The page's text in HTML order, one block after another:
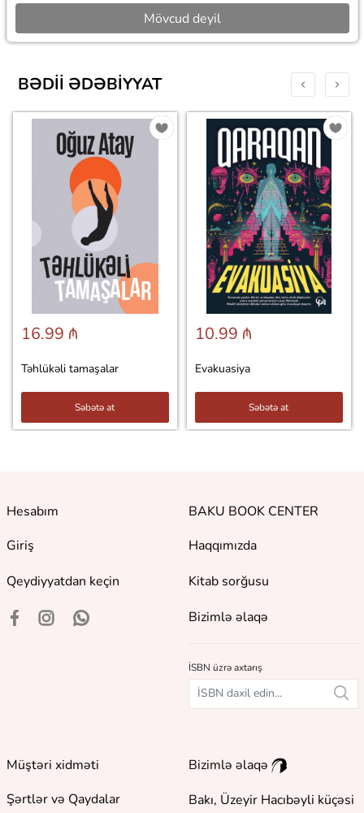
Mövcud deyil
BƏDII ƏDƏBIYYAT
16.99 ₼
Təhlükəli tamaşalar
Səbətə at
10.99 ₼
Evakuasiya
Səbətə at
Hesabım
Giriş
Qeydiyyatdan keçin
BAKU BOOK CENTER
Haqqımızda
Kitab sorğusu
Bizimlə əlaqə
İSBN üzrə axtarış
Müştəri xidməti
Şərtlər və Qaydalar
Bizimlə əlaqə
Bakı, Üzeyir Hacıbəyli küçəsi